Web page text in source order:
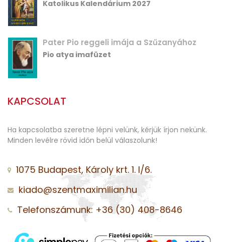
Katolikus Kalendárium 2027
Pater Pio reggeli imája a Szűzanyához
Pio atya imafüzet
KAPCSOLAT
Ha kapcsolatba szeretne lépni velünk, kérjük írjon nekünk.
Minden levélre rövid időn belül válaszolunk!
1075 Budapest, Károly krt. 1. I/6.
kiado@szentmaximilian.hu
Telefonszámunk: +36 (30) 408-8646